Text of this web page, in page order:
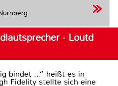
· Loutd
bindet ...“ heißt es in
Fidelity stellte sich eine